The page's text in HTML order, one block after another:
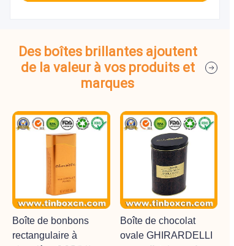
Des boîtes brillantes ajoutent
de la valeur à vos produits et
marques
Boîte de bonbons
rectangulaire à
Boîte de chocolat
ovale GHIRARDELLI